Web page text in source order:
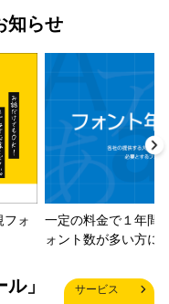
知らせ
フォ
一定の料金で１年間
ォント数が多い方に
」
サービス